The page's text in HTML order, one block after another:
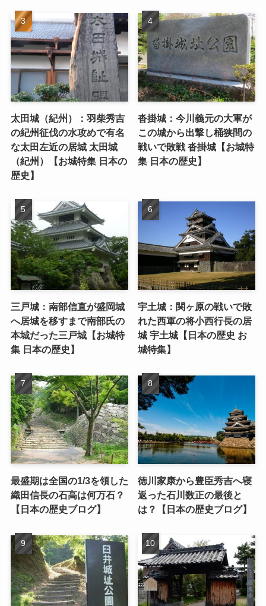
太田城（紀州）：羽柴秀吉
の紀州征伐の水攻めで有名
な太田左近の居城 太田城
（紀州）【お城特集 日本の
歴史】
沓掛城：今川義元の大軍が
この城から出撃し桶狭間の
戦いで敗戦 沓掛城【お城特
集 日本の歴史】
三戸城：南部信直が盛岡城
へ居城を移すまで南部氏の
本城だった三戸城【お城特
集 日本の歴史】
宇土城：関ヶ原の戦いで敗
れた西軍の将小西行長の居
城 宇土城【日本の歴史 お
城特集】
最盛期は全国の1/3を領した
織田信長の石高は何万石？
【日本の歴史ブログ】
徳川家康から豊臣秀吉へ寝
返った石川数正の最後と
は？【日本の歴史ブログ】